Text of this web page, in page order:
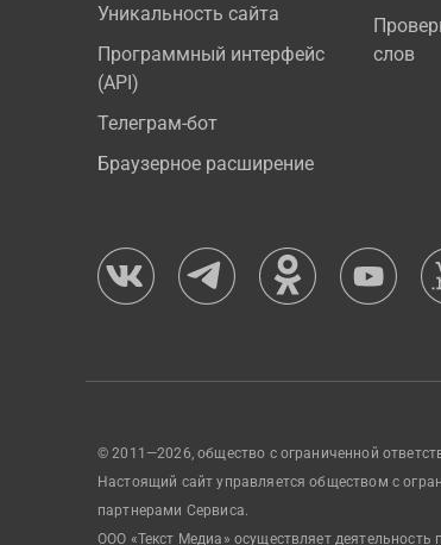
Уникальность сайта
Программный интерфейс
(API)
Телеграм-бот
Браузерное расширение
слов
© 2011—2026, общество с ограниченной
Настоящий сайт управляется обществом с
партнерами Сервиса.
ООО «Текст Медиа» осуществляет